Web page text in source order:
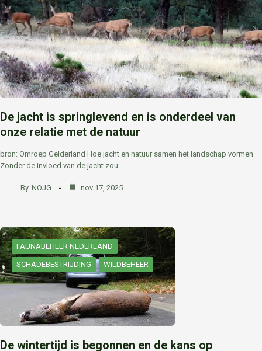
De jacht is springlevend en is onderdeel van
onze relatie met de natuur
bron: Omroep Gelderland Hoe jacht en natuur samen het landschap vormen
Zonder de invloed van de jacht zou…
By NOJG nov 17, 2025
FAUNABEHEER NEDERLAND
SCHADEBESTRIJDING WILDBEHEER
De wintertijd is begonnen en de kans op